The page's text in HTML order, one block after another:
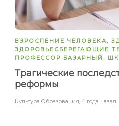
ВЗРОСЛЕНИЕ ЧЕЛОВЕКА,
ЗДОРОВЬЕСБЕРЕГАЮЩИЕ
ПРОФЕССОР БАЗАРНЫЙ,
Трагические
реформы
Культура Образования, 4 года назад